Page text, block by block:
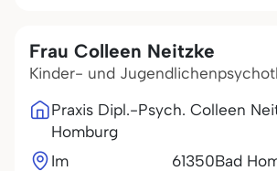
Frau Colleen Neitzke
Kinder- und
Praxis Dipl.-Psych. Colleen
Homburg
Im
61350Bad